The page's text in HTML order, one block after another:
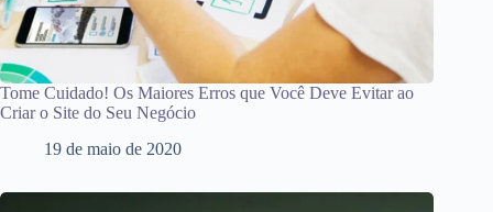
Tome Cuidado! Os Maiores Erros que Você Deve Evitar ao
Criar o Site do Seu Negócio
19 de maio de 2020